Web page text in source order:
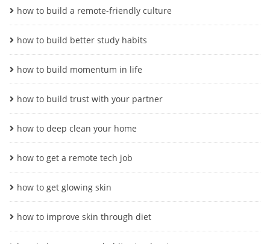
how to build a remote-friendly culture
how to build better study habits
how to build momentum in life
how to build trust with your partner
how to deep clean your home
how to get a remote tech job
how to get glowing skin
how to improve skin through diet